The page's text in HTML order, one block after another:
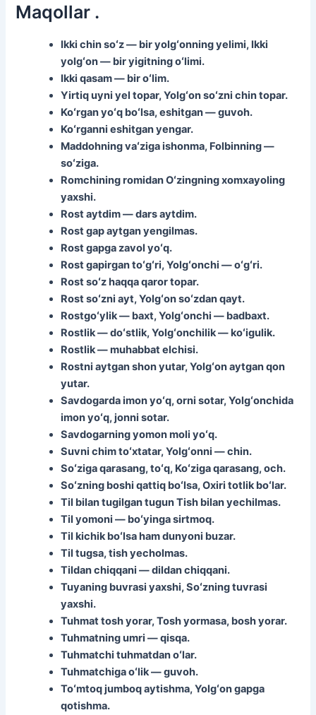
Maqollar .
Ikki chin soʻz — bir yolgʻonning yelimi, Ikki
yolgʻon — bir yigitning oʻlimi.
Ikki qasam — bir oʻlim.
Yirtiq uyni yel topar, Yolgʻon soʻzni chin topar.
Koʻrgan yoʻq boʻlsa, eshitgan — guvoh.
Koʻrganni eshitgan yengar.
Maddohning vaʻziga ishonma, Folbinning —
soʻziga.
Romchining romidan Oʻzingning xomxayoling
yaxshi.
Rost aytdim — dars aytdim.
Rost gap aytgan yengilmas.
Rost gapga zavol yoʻq.
Rost gapirgan toʻgʻri, Yolgʻonchi — oʻgʻri.
Rost soʻz haqqa qaror topar.
Rost soʻzni ayt, Yolgʻon soʻzdan qayt.
Rostgoʻylik — baxt, Yolgʻonchi — badbaxt.
Rostlik — doʻstlik, Yolgʻonchilik — koʻigulik.
Rostlik — muhabbat elchisi.
Rostni aytgan shon yutar, Yolgʻon aytgan qon
yutar.
Savdogarda imon yoʻq, orni sotar, Yolgʻonchida
imon yoʻq, jonni sotar.
Savdogarning yomon moli yoʻq.
Suvni chim toʻxtatar, Yolgʻonni — chin.
Soʻziga qarasang, toʻq, Koʻziga qarasang, och.
Soʻzning boshi qattiq boʻlsa, Oxiri totlik boʻlar.
Til bilan tugilgan tugun Tish bilan yechilmas.
Til yomoni — boʻyinga sirtmoq.
Til kichik boʻlsa ham dunyoni buzar.
Til tugsa, tish yecholmas.
Tildan chiqqani — dildan chiqqani.
Tuyaning buvrasi yaxshi, Soʻzning tuvrasi
yaxshi.
Tuhmat tosh yorar, Tosh yormasa, bosh yorar.
Tuhmatning umri — qisqa.
Tuhmatchi tuhmatdan oʻlar.
Tuhmatchiga oʻlik — guvoh.
Toʻmtoq jumboq aytishma, Yolgʻon gapga
qotishma.